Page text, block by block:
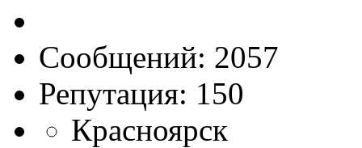
Сообщений: 2057
Репутация: 150
Красноярск